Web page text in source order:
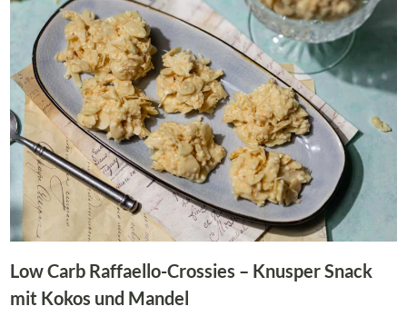
Low Carb Raffaello-Crossies – Knusper Snack
mit Kokos und Mandel